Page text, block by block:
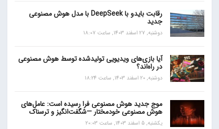
رقابت بایدو با DeepSeek با مدل هوش مصنوعی
جدید
دوشنبه, 27 اسفند 1403, ساعت 18:07
آیا بازی‌های ویدیویی تولیدشده توسط هوش مصنوعی
در راه‌اند؟
دوشنبه, 20 اسفند 1403, ساعت 18:24
موج جدید هوش مصنوعی فرا رسیده است: عامل‌های
هوش مصنوعی خودمختار —شگفت‌انگیز و ترسناک
یکشنبه, 5 اسفند 1403, ساعت 20:03